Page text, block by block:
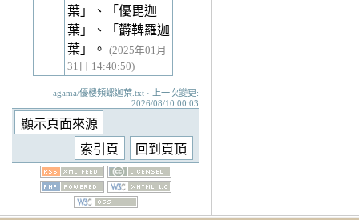
葉」、「優毘迦
葉」、「欝鞞羅迦
葉」。
(2025年01月
31日 14:40:50)
agama/優樓頻螺迦葉.txt · 上一次變更:
2026/08/10 00:03